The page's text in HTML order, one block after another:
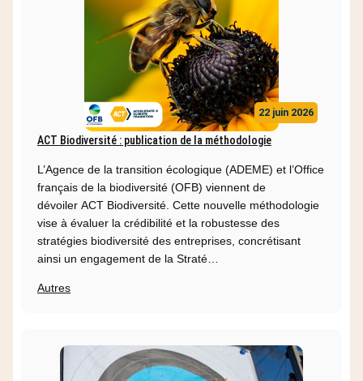
22 juin 2026
ACT Biodiversité : publication de la méthodologie
L’Agence de la transition écologique (ADEME) et l’Office
français de la biodiversité (OFB) viennent de
dévoiler ACT Biodiversité. Cette nouvelle méthodologie
vise à évaluer la crédibilité et la robustesse des
stratégies biodiversité des entreprises, concrétisant
ainsi un engagement de la Straté…
Autres